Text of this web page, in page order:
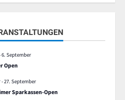
6. September
Open
-27. September
Sparkassen-Open